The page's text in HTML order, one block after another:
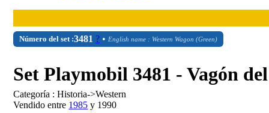
Número del set :3481 ? •English name : Western Wagon (Green)
Set Playmobil 3481 - Vagón
Categoría : Historia->Western
Vendido entre 1985 y 1990